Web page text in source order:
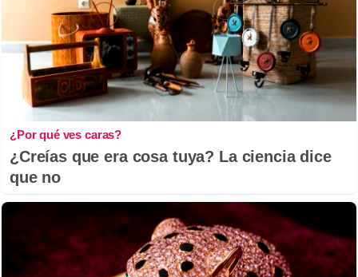
¿Por qué ves caras?
¿Creías que era cosa tuya? La ciencia dice
que no